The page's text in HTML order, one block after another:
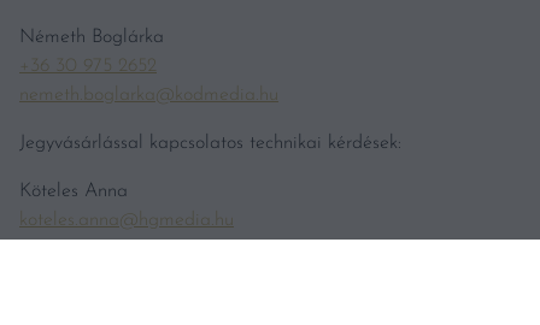
Németh Boglárka
+36 30 975 2652
nemeth.boglarka@kodmedia.hu
Jegyvásárlással kapcsolatos technikai kérdések:
Köteles Anna
koteles.anna@hgmedia.hu